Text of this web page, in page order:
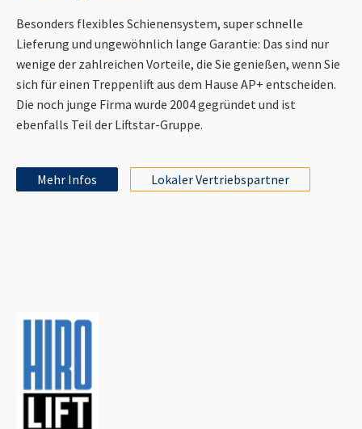
Besonders flexibles Schienensystem, super schnelle
Lieferung und ungewöhnlich lange Garantie: Das sind nur
wenige der zahlreichen Vorteile, die Sie genießen, wenn Sie
sich für einen Treppenlift aus dem Hause AP+ entscheiden.
Die noch junge Firma wurde 2004 gegründet und ist
ebenfalls Teil der Liftstar-Gruppe.
Mehr Infos Lokaler Vertriebspartner